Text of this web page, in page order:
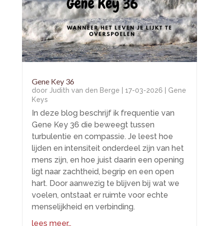
Gene Key 36
door Judith van den Berge 17-03-2026
Gene
Keys
In deze blog beschrijf ik frequentie van
Gene Key 36 die beweegt tussen
turbulentie en compassie. Je leest hoe
lijden en intensiteit onderdeel zijn van het
mens zijn, en hoe juist daarin een opening
ligt naar zachtheid, begrip en een open
hart. Door aanwezig te blijven bij wat we
voelen, ontstaat er ruimte voor echte
menselijkheid en verbinding.
lees meer…